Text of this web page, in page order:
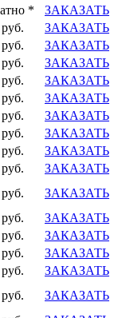
*
ЗАКАЗАТЬ
ЗАКАЗАТЬ
ЗАКАЗАТЬ
ЗАКАЗАТЬ
ЗАКАЗАТЬ
ЗАКАЗАТЬ
ЗАКАЗАТЬ
ЗАКАЗАТЬ
ЗАКАЗАТЬ
ЗАКАЗАТЬ
ЗАКАЗАТЬ
ЗАКАЗАТЬ
ЗАКАЗАТЬ
ЗАКАЗАТЬ
ЗАКАЗАТЬ
ЗАКАЗАТЬ